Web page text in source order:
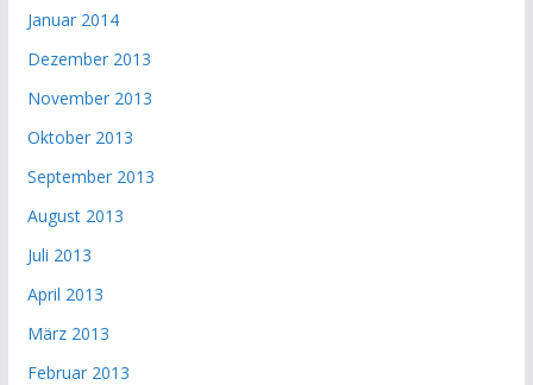
Januar 2014
Dezember 2013
November 2013
Oktober 2013
September 2013
August 2013
Juli 2013
April 2013
März 2013
Februar 2013